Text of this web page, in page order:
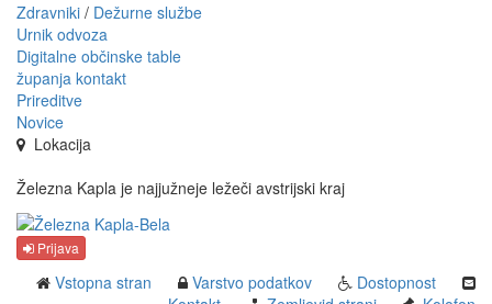
Zdravniki / Dežurne službe
Urnik odvoza
Digitalne občinske table
županja kontakt
Prireditve
Novice
Lokacija
Železna Kapla je najjužneje ležeči avstrijski kraj
Prijava
Vstopna stran Varstvo podatkov
Dostopnost